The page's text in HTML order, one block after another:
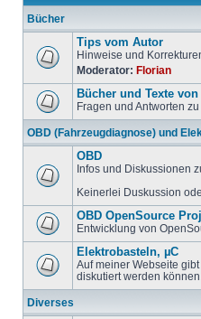
Bücher
Tips vom Autor
Hinweise und
Moderator: Florian
Bücher und Texte
Fragen und Antworten
OBD (Fahrzeugdiagnose) und
OBD
Infos und Diskussionen
Keinerlei Duskussion
OBD OpenSource
Entwicklung von
Elektrobasteln, µC
Auf meiner Webseite
diskutiert werden können.
Diverses